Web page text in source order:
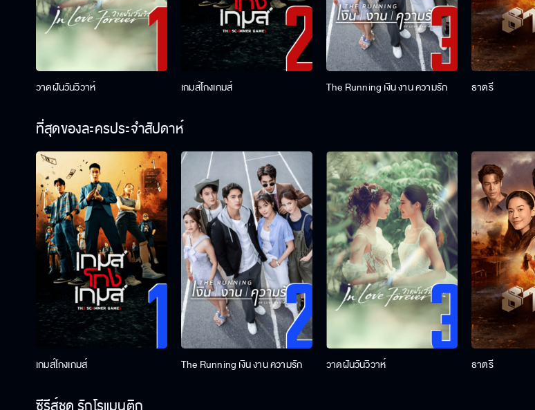
วาดฝันวันวิวาห์ เกมส์โกงเกมส์ The Running เงิน งาน ความรัก ธาตรี
ที่สุดของละครประจำสัปดาห์
เกมส์โกงเกมส์ The Running เงิน งาน ความรัก วาดฝันวันวิวาห์ ธาตรี